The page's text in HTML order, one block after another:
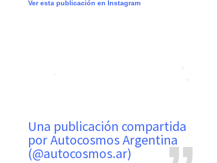
Ver esta publicación en Instagram
Una publicación compartida
por Autocosmos Argentina
(@autocosmos.ar)